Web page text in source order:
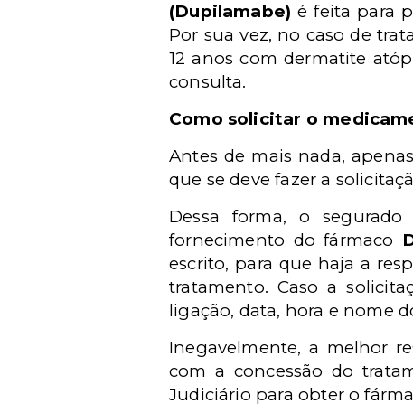
(Dupilamabe) é feita para
Por sua vez, no caso de
12 anos com dermatite
consulta.
Como solicitar o
Antes de mais nada,
que se deve fazer a
Dessa forma, o
fornecimento do fármaco
escrito, para que haja a
tratamento. Caso a
ligação, data, hora e nome
Inegavelmente, a melhor
com a concessão do
Judiciário para obter o